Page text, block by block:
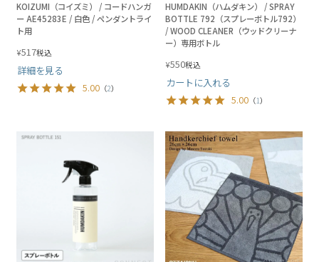
KOIZUMI（コイズミ） / コードハンガ
ー AE45283E / 白色 / ペンダントライ
ト用
¥517税込
詳細を見る
5.00 （2）
HUMDAKIN（ハムダキン） / SPRAY
BOTTLE 792（スプレーボトル792）
/ WOOD CLEANER（ウッドクリーナ
ー）専用ボトル
¥550税込
カートに入れる
5.00 （1）